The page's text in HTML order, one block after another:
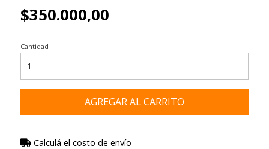
$350.000,00
Cantidad
AGREGAR AL CARRITO
Calculá el costo de envío